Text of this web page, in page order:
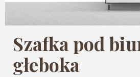
Szafka pod
głeboka